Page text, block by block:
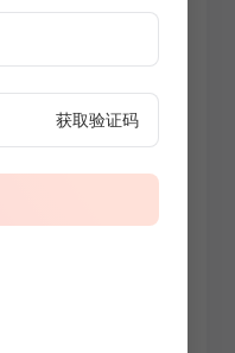
获取验证码